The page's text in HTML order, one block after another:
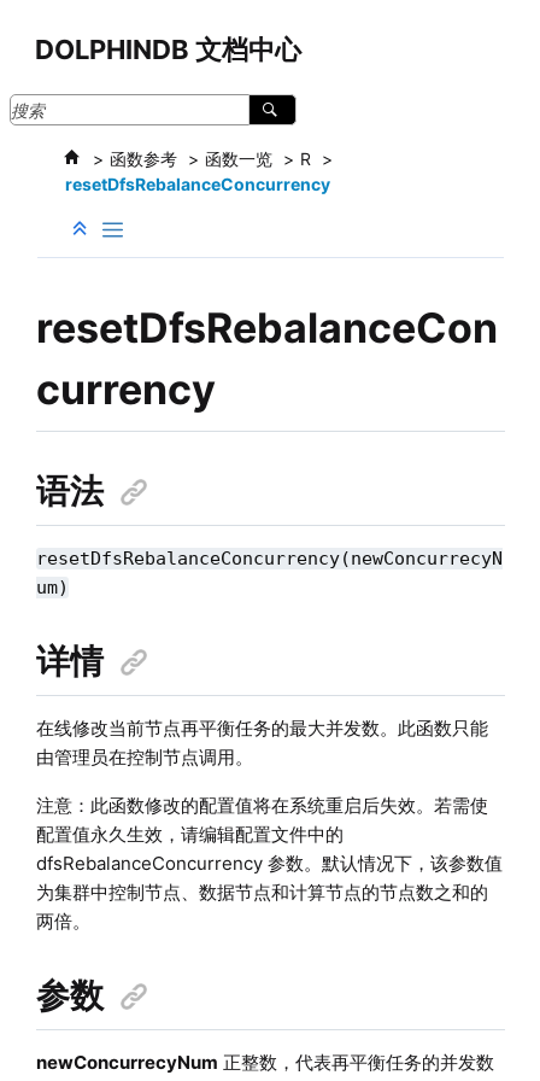
DOLPHINDB 文档中心
函数参考 函数一览
R
resetDfsRebalanceConcurrency
resetDfsRebalanceCon
currency
语法
resetDfsRebalanceConcurrency(newConcurrecyN
um)
详情
在线修改当前节点再平衡任务的最大并发数。此函数只能
由管理员在控制节点调用。
注意：此函数修改的配置值将在系统重启后失效。若需使
配置值永久生效，请编辑配置文件中的
dfsRebalanceConcurrency 参数。默认情况下，该参数值
为集群中控制节点、数据节点和计算节点的节点数之和的
两倍。
参数
newConcurrecyNum 正整数，代表再平衡任务的并发数